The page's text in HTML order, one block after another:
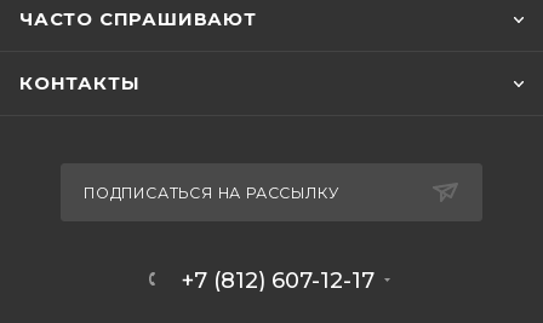
ЧАСТО СПРАШИВАЮТ
КОНТАКТЫ
ПОДПИСАТЬСЯ НА РАССЫЛКУ
+7 (812) 607-12-17